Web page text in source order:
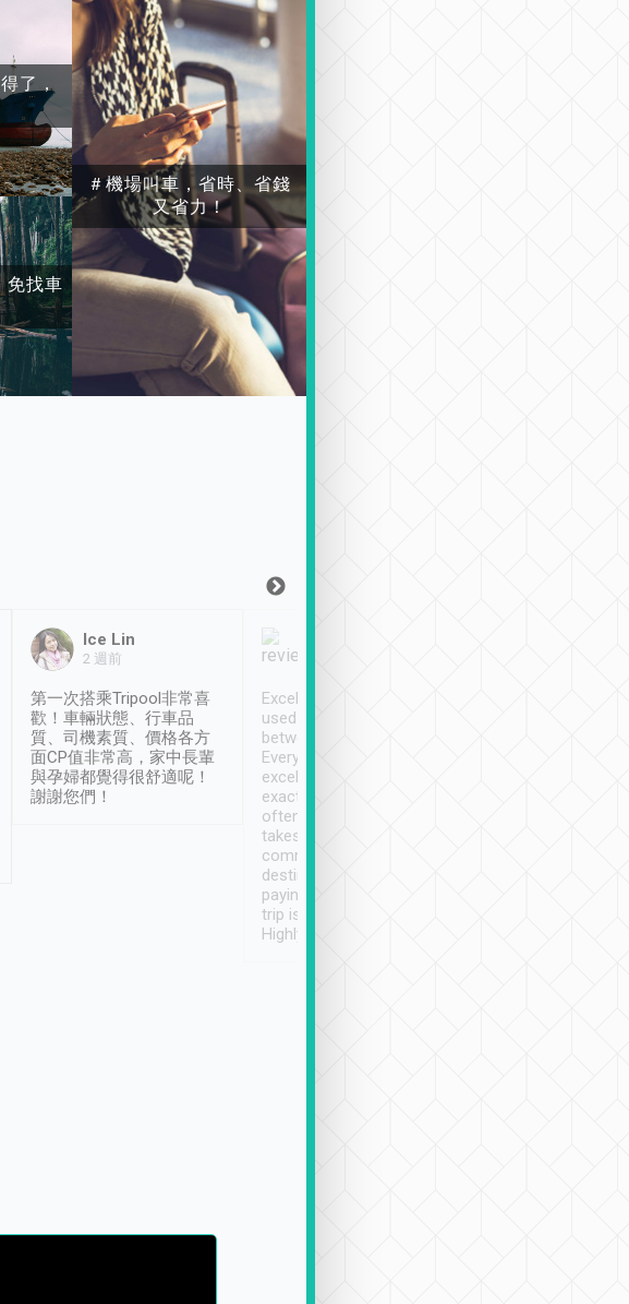
了，
免找車
＃機場叫車，省時、省錢
又省力！
Ice Lin
2 週前
第一次搭乘Tripool非常喜
歡！車輛狀態、行車品
質、司機素質、價格各方
面CP值非常高，家中長輩
與孕婦都覺得很舒適呢！
謝謝您們！
Excellent service. We have
used Tripool to travel
between cities in Taiwan.
Every driver has been
excellent and arrives
exactly on time. As there is
often limited English it
takes the difficulty out of
communicating the
destination details and
paying online prior to the
trip is very convenient.
Highly recommended